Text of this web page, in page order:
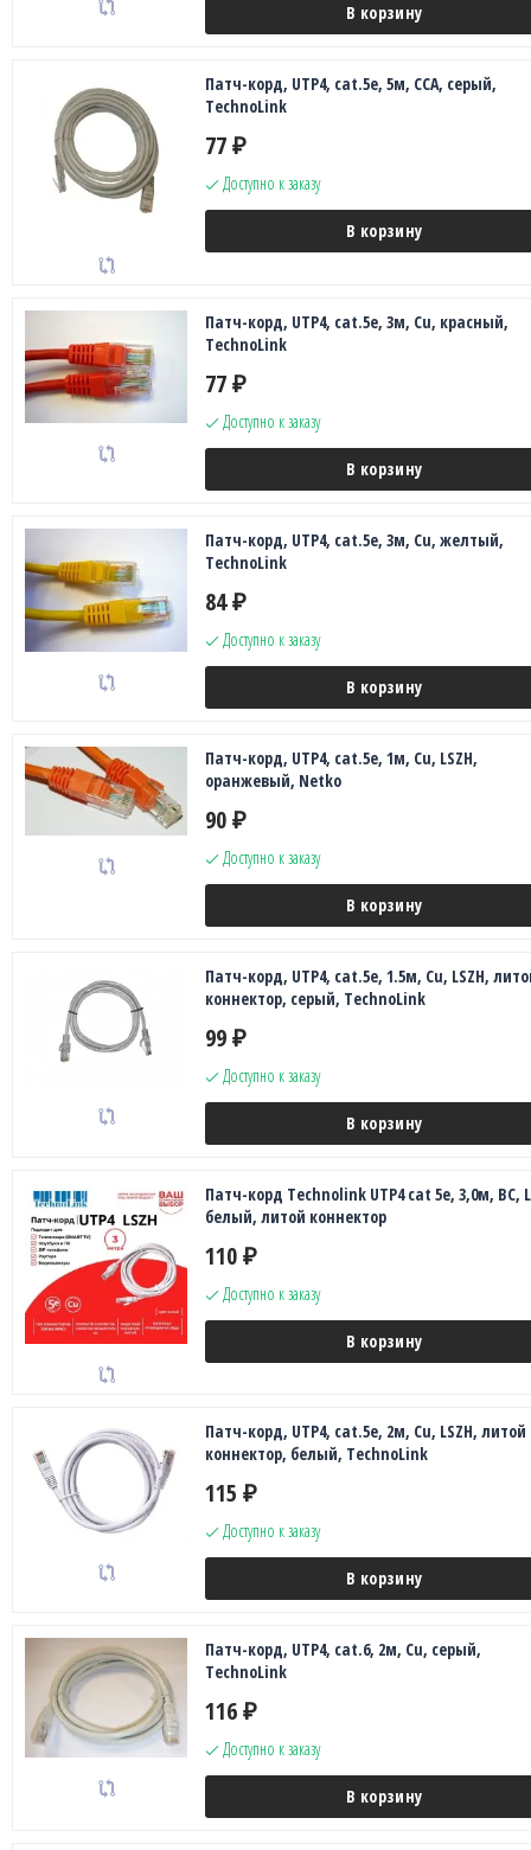
В корзину
Патч-корд, UTP4, cat.5е, 5м, CCA, серый,
TechnoLink
77 ₽
Доступно к заказу
В корзину
Патч-корд, UTP4, cat.5e, 3м, Сu, красный,
TechnoLink
77 ₽
Доступно к заказу
В корзину
Патч-корд, UTP4, cat.5e, 3м, Сu, желтый,
TechnoLink
84 ₽
Доступно к заказу
В корзину
Патч-корд, UTP4, cat.5e, 1м, Сu, LSZH,
оранжевый, Netko
90 ₽
Доступно к заказу
В корзину
Патч-корд, UTP4, cat.5е, 1.5м, Сu, LSZH,
коннектор, серый, TechnoLink
99 ₽
Доступно к заказу
В корзину
Патч-корд Technolink UTP4 cat 5e, 3,0м, ВС,
белый, литой коннектор
110 ₽
Доступно к заказу
В корзину
Патч-корд, UTP4, cat.5e, 2м, Сu, LSZH, литой
коннектор, белый, TechnoLink
115 ₽
Доступно к заказу
В корзину
Патч-корд, UTP4, cat.6, 2м, Сu, серый,
TechnoLink
116 ₽
Доступно к заказу
В корзину